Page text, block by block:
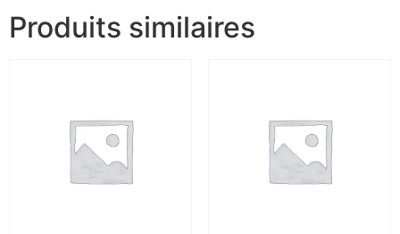
Produits similaires